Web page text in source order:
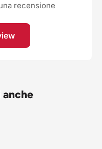
recensione